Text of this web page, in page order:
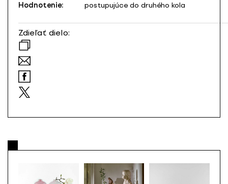
Hodnotenie:
postupujúce do druhého kola
Zdieľať dielo: